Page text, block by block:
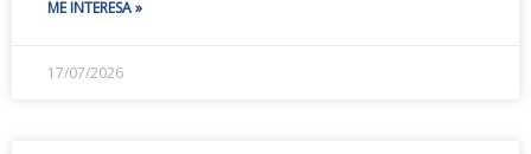
ME INTERESA »
17/07/2026